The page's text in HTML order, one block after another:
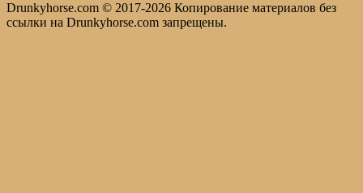
Drunkyhorse.com © 2017-2026 Копирование материалов без
ссылки на Drunkyhorse.com запрещены.